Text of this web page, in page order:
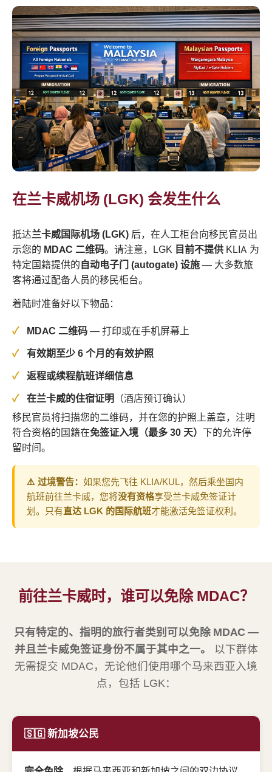
在兰卡威机场 (LGK) 会发生什么
抵达兰卡威国际机场 (LGK) 后，在人工柜台向移民官员出
示您的 MDAC 二维码。请注意，LGK 目前不提供 KLIA 为
特定国籍提供的自动电子门 (autogate) 设施— 大多数旅
客将通过配备人员的移民柜台。
着陆时准备好以下物品：
MDAC 二维码— 打印或在手机屏幕上
有效期至少 6 个月的有效护照
返程或续程航班详细信息
在兰卡威的住宿证明 （酒店预订确认）
移民官员将扫描您的二维码，并在您的护照上盖章，注明
符合资格的国籍在免签证入境（最多 30 天） 下的允许停
留时间。
⚠️ 过境警告： 如果您先飞往 KLIA/KUL，然后乘坐国内
航班前往兰卡威，您将没有资格享受兰卡威免签证计
划。只有直达 LGK 的国际航班才能激活免签证权利。
前往兰卡威时，谁可以免除 MDAC？
只有特定的、指明的旅行者类别可以免除 MDAC —
并且兰卡威免签证身份不属于其中之一。
以下群体
无需提交 MDAC，无论他们使用哪个马来西亚入境
点，包括 LGK：
🇸🇬 新加坡公民